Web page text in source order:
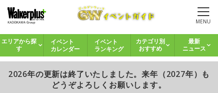
MENU
エリアから探
す
イベント
カレンダー
イベント
ランキング
カテゴリ別
おすすめ
最新
ニュース
2026年の更新は終了いたしました。来年（2027年）も
どうぞよろしくお願いします。